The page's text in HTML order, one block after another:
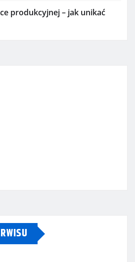
produkcyjnej – jak unikać